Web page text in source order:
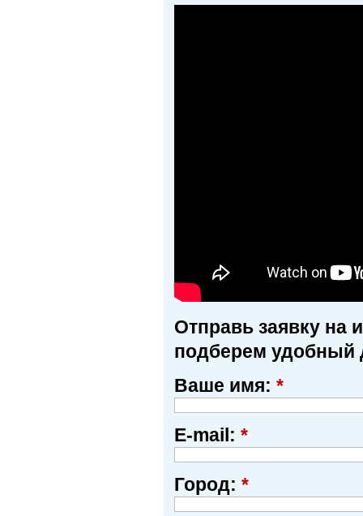
Отправь заявку на
подберем удобный
Ваше имя: *
E-mail: *
Город: *